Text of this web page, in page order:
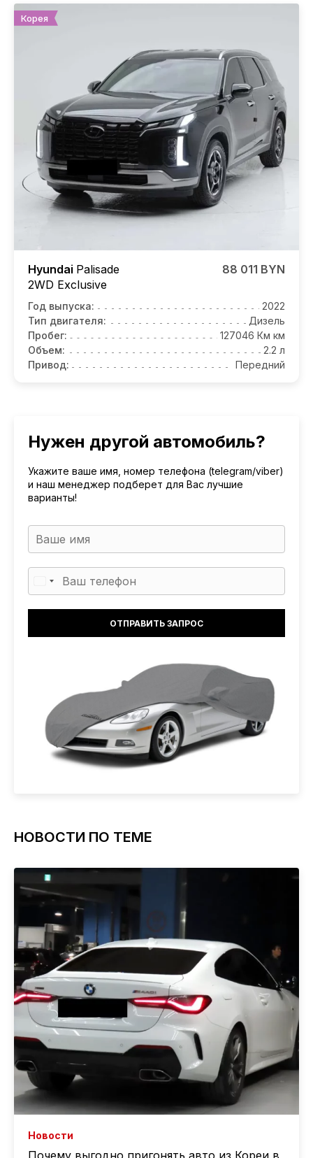
Корея
Hyundai Palisade
2WD Exclusive
88 011 BYN
Год выпуска:
2022
Тип двигателя:
Дизель
Пробег:
127046 Км км
Объем:
2.2 л
Привод:
Передний
Нужен другой автомобиль?
Укажите ваше имя, номер телефона (telegram/viber)
и наш менеджер подберет для Вас лучшие
варианты!
НОВОСТИ ПО ТЕМЕ
Новости